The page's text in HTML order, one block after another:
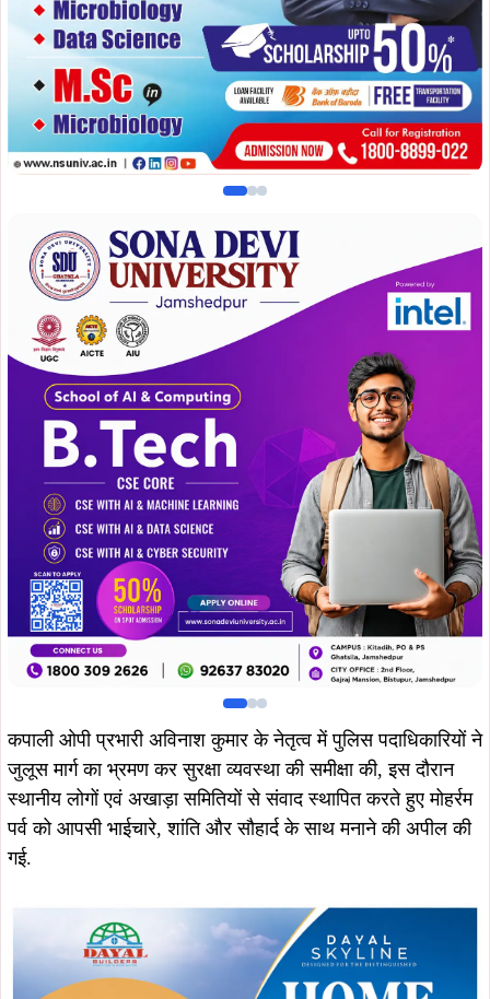
कपाली ओपी प्रभारी अविनाश कुमार के नेतृत्व में पुलिस पदाधिकारियों ने
जुलूस मार्ग का भ्रमण कर सुरक्षा व्यवस्था की समीक्षा की, इस दौरान
स्थानीय लोगों एवं अखाड़ा समितियों से संवाद स्थापित करते हुए मोहर्रम
पर्व को आपसी भाईचारे, शांति और सौहार्द के साथ मनाने की अपील की
गई.